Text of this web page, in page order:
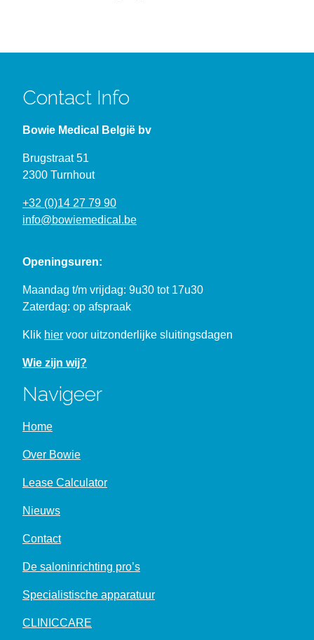
Contact Info
Bowie Medical België bv
Brugstraat 51
2300 Turnhout
+32 (0)14 27 79 90
info@bowiemedical.be
Openingsuren:
Maandag t/m vrijdag: 9u30 tot 17u30
Zaterdag: op afspraak
Klik hier voor uitzonderlijke sluitingsdagen
Wie zijn wij?
Navigeer
Home
Over Bowie
Lease Calculator
Nieuws
Contact
De saloninrichting pro’s
Specialistische apparatuur
CLINICCARE